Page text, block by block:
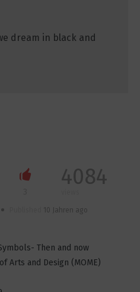
dream in black and
der Zeit 4084
10 Jahren ago
Then and now
Arts and Design (MOME)